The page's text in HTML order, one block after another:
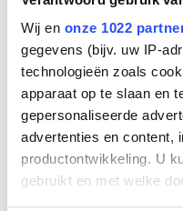
Wij en onze 1022
gegevens (bijv. uw IP-
technologieën zoals
apparaat op te slaan en
gepersonaliseerde
advertenties en content,
productontwikkeling. U
gebruikt en met welke
Boktorren
François Decorchemont